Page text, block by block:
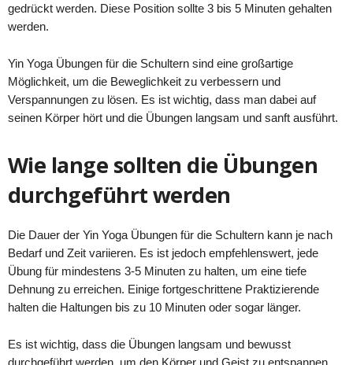
gedrückt werden. Diese Position sollte 3 bis 5 Minuten gehalten
werden.
Yin Yoga Übungen für die Schultern sind eine großartige
Möglichkeit, um die Beweglichkeit zu verbessern und
Verspannungen zu lösen. Es ist wichtig, dass man dabei auf
seinen Körper hört und die Übungen langsam und sanft ausführt.
Wie lange sollten die Übungen
durchgeführt werden
Die Dauer der Yin Yoga Übungen für die Schultern kann je nach
Bedarf und Zeit variieren. Es ist jedoch empfehlenswert, jede
Übung für mindestens 3-5 Minuten zu halten, um eine tiefe
Dehnung zu erreichen. Einige fortgeschrittene Praktizierende
halten die Haltungen bis zu 10 Minuten oder sogar länger.
Es ist wichtig, dass die Übungen langsam und bewusst